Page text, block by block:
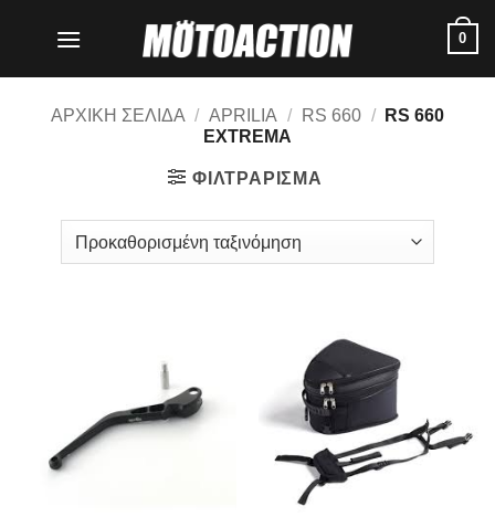
0
ΑΡΧΙΚΗ ΣΕΛΙΔΑ / APRILIA / RS 660 /
RS 660
EXTREMA
ΦΙΛΤΡΑΡΙΣΜΑ